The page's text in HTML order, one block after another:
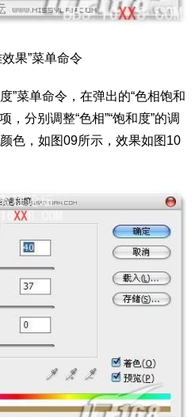
果”菜单命令
”菜单命令，在弹出的“色相饱和
，分别调整“色相”“饱和度”的调
色，如图09所示，效果如图10